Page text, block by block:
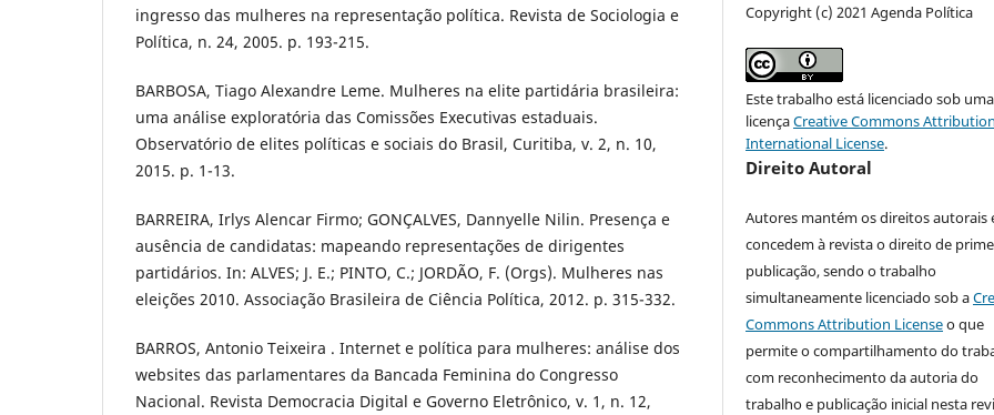
ingresso das mulheres na representação política. Revista de Sociologia e
Política, n. 24, 2005. p. 193-215.
BARBOSA, Tiago Alexandre Leme. Mulheres na elite partidária brasileira:
uma análise exploratória das Comissões Executivas estaduais.
Observatório de elites políticas e sociais do Brasil, Curitiba, v. 2, n. 10,
2015. p. 1-13.
BARREIRA, Irlys Alencar Firmo; GONÇALVES, Dannyelle Nilin. Presença e
ausência de candidatas: mapeando representações de dirigentes
partidários. In: ALVES; J. E.; PINTO, C.; JORDÃO, F. (Orgs). Mulheres nas
eleições 2010. Associação Brasileira de Ciência Política, 2012. p. 315-332.
BARROS, Antonio Teixeira . Internet e política para mulheres: análise dos
websites das parlamentares da Bancada Feminina do Congresso
Nacional. Revista Democracia Digital e Governo Eletrônico, v. 1, n. 12,
Copyright (c) 2021 Agenda Política
Este trabalho está licenciado sob uma
licençaCreative Commons
International License.
Direito Autoral
Autores mantém os direitos autorais
concedem à revista o direito de
publicação, sendo o trabalho
simultaneamente licenciado sob a
Commons Attribution Licenseo que
permite o compartilhamento do
com reconhecimento da autoria do
trabalho e publicação inicial nesta